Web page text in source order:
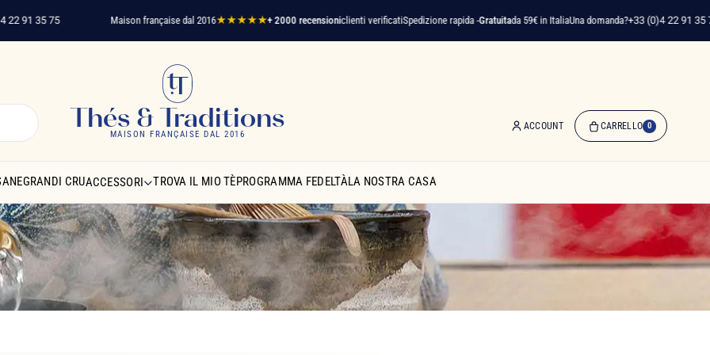
35 75 Maison française dal 2016★★★★★+ 2000 recensioniclienti verificatiSpedizione rapida -Gratuitada 59€ in ItaliaUna domanda?+33 (0)4 22 91 35 75
Thés & Traditions
MAISON FRANÇAISE DAL 2016
ACCOUNT CARRELLO 0
GRANDI CRUACCESSORI TROVA IL MIO TÈPROGRAMMA FEDELTÀLA NOSTRA CASA